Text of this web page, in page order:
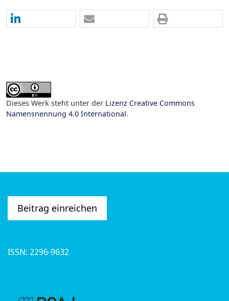
Dieses Werk steht unter der Lizenz Creative Commons
Namensnennung 4.0 International.
Beitrag einreichen
ISSN: 2296-9632